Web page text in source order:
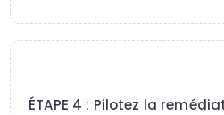
ÉTAPE 4 : Pilotez la